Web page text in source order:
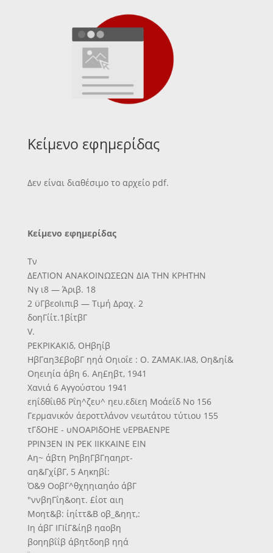
Κείμενο εφημερίδας
Δεν είναι διαθέσιμο το αρχείο pdf.
Κείμενο εφημερίδας
Τν
ΔΕΛΤΙΟΝ ΑΝΑΚΟΙΝΩΣΕΩΝ ΔΙΑ ΤΗΝ ΚΡΗΤΗΝ
Νγ ι8 — Άριβ. 18
2 ϋΓβεοΙιπιβ — Τιμή Δραχ. 2
δοηΓίίτ.1βίτβΓ
V.
ΡΕΚΡΙΚΑΚΙδ, ΟΗβηίβ
ΗβΓαη3£βοβΓ ηηά Οηιοΐε : Ο. ΖΑΜΑΚ.ΙΑ8, Οη&ηί&
Οηειηία άβη 6. Αη£ηβτ, 1941
Χανιά 6 Αγγούστου 1941
εηΐδθΐιθδ Ρΐη^ζευ^ ηευ.εδϊεη Μοάεΐδ Νο 156
Γερμανικόν άεροττλάνον νεωτάτου τύτιου 155
τΓδΟΗΕ - υΝΟΑΡΙδΟΗΕ νΕΡΒΑΕΝΡΕ
ΡΡΙΝ3ΕΝ ΙΝ ΡΕΚ ΙΙΚΚΑΙΝΕ ΕΙΝ
Αη~ άβτη ΡηβηΓβΓηαηρτ-
αη&ΓχίβΓ, 5 Αηκηβί:
Ό&9 ΟοβΓ^θχηηιαηάο άβΓ
"ννβηΓΐη&οητ. £ίοτ αιη
Μοητ&β: ίηίττ&Β οβ_&ηητ,:
Ιη άβΓ ΙΓΙίΓ&ίηβ ηαοβη
βοηηβΐΐβ άβητδοηβ ηηά